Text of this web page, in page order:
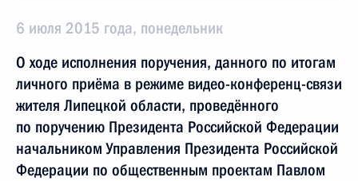
6 июля 2015 года, понедельник
О ходе исполнения поручения, данного по итогам
личного приёма в режиме видео-конференц-связи
жителя Липецкой области, проведённого
по поручению Президента Российской Федерации
начальником Управления Президента Российской
Федерации по общественным проектам Павлом